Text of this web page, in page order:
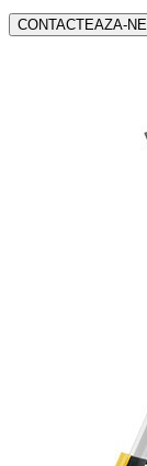
CONTACTEAZA-NE